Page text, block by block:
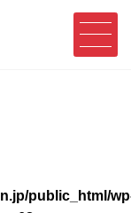
public_html/